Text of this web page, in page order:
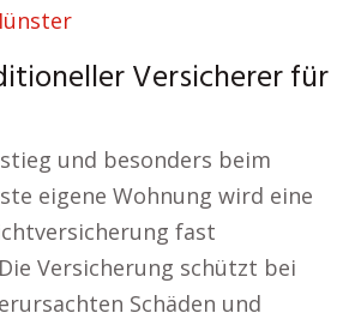
Versicherer für
und besonders beim
eigene Wohnung wird eine
fast
Versicherung schützt bei
Schäden und